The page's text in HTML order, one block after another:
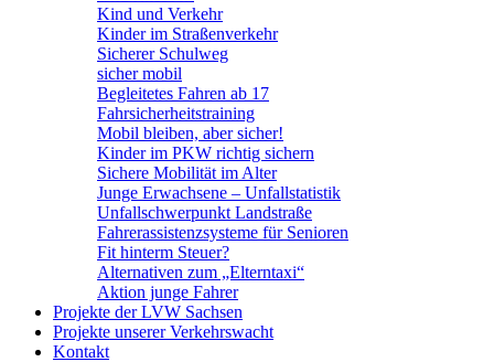
Kind und Verkehr
Kinder im Straßenverkehr
Sicherer Schulweg
sicher mobil
Begleitetes Fahren ab 17
Fahrsicherheitstraining
Mobil bleiben, aber sicher!
Kinder im PKW richtig sichern
Sichere Mobilität im Alter
Junge Erwachsene – Unfallstatistik
Unfallschwerpunkt Landstraße
Fahrerassistenzsysteme für Senioren
Fit hinterm Steuer?
Alternativen zum „Elterntaxi“
Aktion junge Fahrer
Projekte der LVW Sachsen
Projekte unserer Verkehrswacht
Kontakt